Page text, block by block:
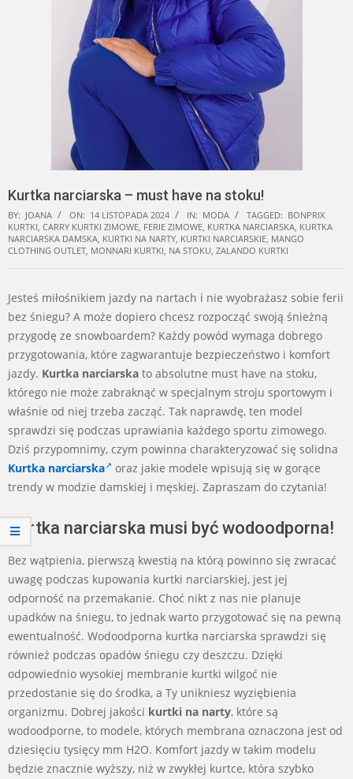
Kurtka narciarska – must have na stoku!
BY: JOANA ON: 14 LISTOPADA 2024 IN: MODA TAGGED: BONPRIX
KURTKI, CARRY KURTKI ZIMOWE, FERIE ZIMOWE, KURTKA NARCIARSKA, KURTKA
NARCIARSKA DAMSKA, KURTKI NA NARTY, KURTKI NARCIARSKIE, MANGO
CLOTHING OUTLET, MONNARI KURTKI, NA STOKU, ZALANDO KURTKI
Jesteś miłośnikiem jazdy na nartach i nie wyobrażasz sobie ferii
bez śniegu? A może dopiero chcesz rozpocząć swoją śnieżną
przygodę ze snowboardem? Każdy powód wymaga dobrego
przygotowania, które zagwarantuje bezpieczeństwo i komfort
jazdy. Kurtka narciarska to absolutne must have na stoku,
którego nie może zabraknąć w specjalnym stroju sportowym i
właśnie od niej trzeba zacząć. Tak naprawdę, ten model
sprawdzi się podczas uprawiania każdego sportu zimowego.
Dziś przypomnimy, czym powinna charakteryzować się solidna
Kurtka narciarska
oraz jakie modele wpisują się w gorące
trendy w modzie damskiej i męskiej. Zapraszam do czytania!
Kurtka narciarska musi być wodoodporna!
Bez wątpienia, pierwszą kwestią na którą powinno się zwracać
uwagę podczas kupowania kurtki narciarskiej, jest jej
odporność na przemakanie. Choć nikt z nas nie planuje
upadków na śniegu, to jednak warto przygotować się na pewną
ewentualność. Wodoodporna kurtka narciarska sprawdzi się
również podczas opadów śniegu czy deszczu. Dzięki
odpowiednio wysokiej membranie kurtki wilgoć nie
przedostanie się do środka, a Ty unikniesz wyziębienia
organizmu. Dobrej jakości kurtki na narty, które są
wodoodporne, to modele, których membrana oznaczona jest od
dziesięciu tysięcy mm H2O. Komfort jazdy w takim modelu
będzie znacznie wyższy, niż w zwykłej kurtce, która szybko